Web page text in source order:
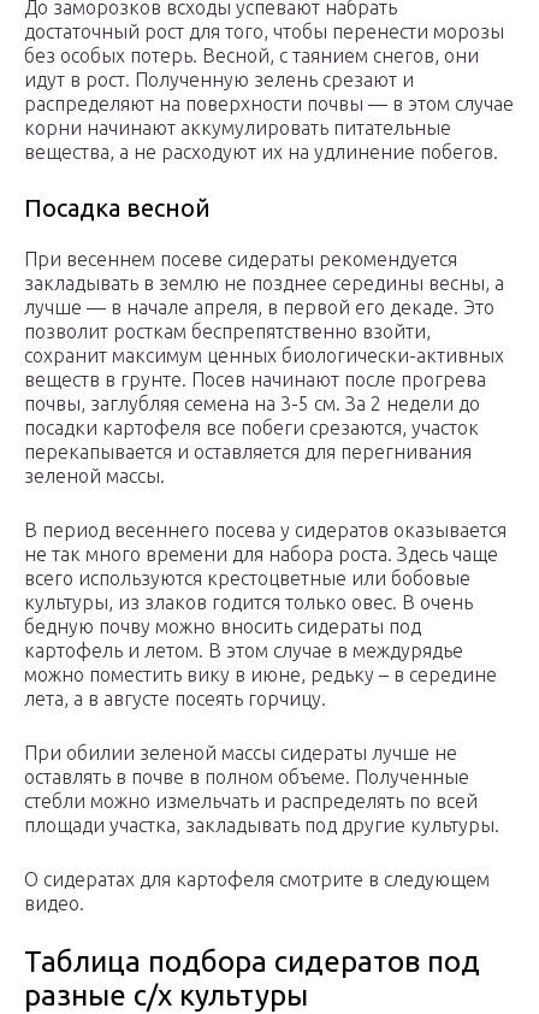
До заморозков всходы успевают набрать
достаточный рост для того, чтобы перенести морозы
без особых потерь. Весной, с таянием снегов, они
идут в рост. Полученную зелень срезают и
распределяют на поверхности почвы — в этом случае
корни начинают аккумулировать питательные
вещества, а не расходуют их на удлинение побегов.
Посадка весной
При весеннем посеве сидераты рекомендуется
закладывать в землю не позднее середины весны, а
лучше — в начале апреля, в первой его декаде. Это
позволит росткам беспрепятственно взойти,
сохранит максимум ценных биологически-активных
веществ в грунте. Посев начинают после прогрева
почвы, заглубляя семена на 3-5 см. За 2 недели до
посадки картофеля все побеги срезаются, участок
перекапывается и оставляется для перегнивания
зеленой массы.
В период весеннего посева у сидератов оказывается
не так много времени для набора роста. Здесь чаще
всего используются крестоцветные или бобовые
культуры, из злаков годится только овес. В очень
бедную почву можно вносить сидераты под
картофель и летом. В этом случае в междурядье
можно поместить вику в июне, редьку – в середине
лета, а в августе посеять горчицу.
При обилии зеленой массы сидераты лучше не
оставлять в почве в полном объеме. Полученные
стебли можно измельчать и распределять по всей
площади участка, закладывать под другие культуры.
О сидератах для картофеля смотрите в следующем
видео.
Таблица подбора сидератов под
разные с/х культуры